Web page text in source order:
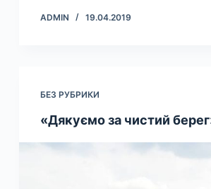
ADMIN 19.04.2019
БЕЗ РУБРИКИ
«Дякуємо за чистий